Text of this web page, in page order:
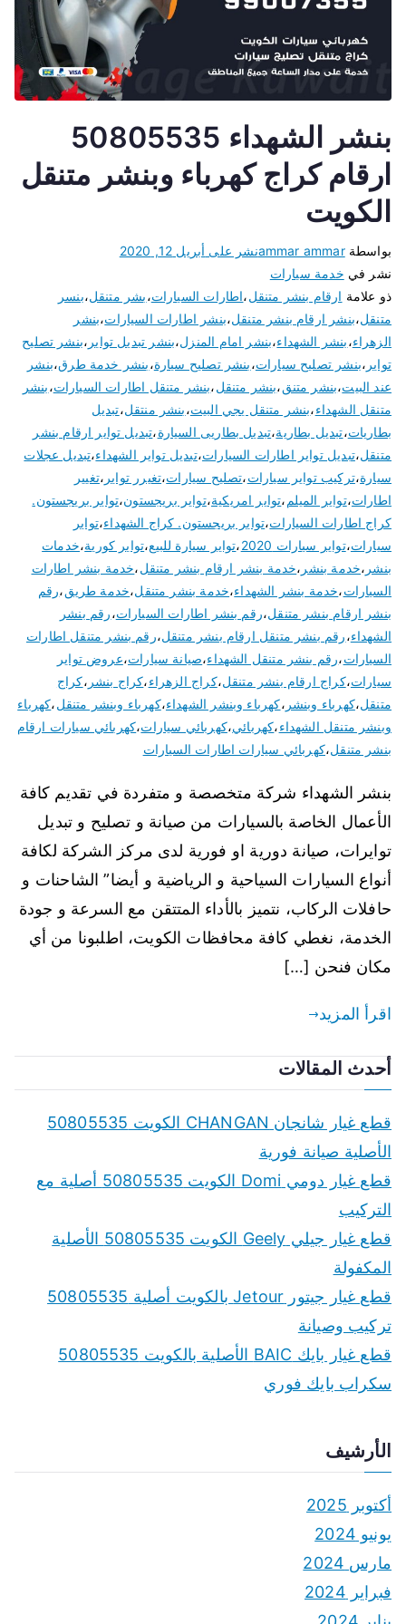
بنشر الشهداء 50805535
ارقام كراج كهرباء وبنشر متنقل
الكويت
بواسطةammar ammarنشر على أبريل 12, 2020
نشر في خدمة سيارات
ذو علامة ارقام بنشر متنقل،اطارات السيارات،بشر متنقل،بنسر
متنقل،بنشر ارقام بنشر متنقل،بنشر اطارات السيارات،بنشر
الزهراء،بنشر الشهداء،بنشر امام المنزل،بنشر تبديل تواير ،بنشر تصليح
تواير ،بنشر تصليح سيارات،بنشر تصليح سيارة،بنشر خدمة طرق،بنشر
عند البيت،بنشر متنق،بنشر متنقل،بنشر متنقل اطارات السيارات،بنشر
متنقل الشهداء،بنشر متنقل يجي البيت،بنشر منتقل،تبديل
بطاريات،تبديل بطارية،تبديل بطاريى السيارة،تبديل تواير ارقام بنشر
متنقل،تبديل تواير اطارات السيارات،تبديل تواير الشهداء،تبديل عجلات
سيارة،تركيب تواير سيارات،تصليح سيارات،تغيرر تواير ،تغيير
اطارات،تواير الميلم،تواير امريكية،تواير بريجستون،تواير بريجستون.
كراج اطارات السيارات،تواير بريجستون. كراج الشهداء،تواير
سيارات،تواير سيارات 2020 ،تواير سيارة للبيع،تواير كورية،خدمات
بنشر ،خدمة بنشر ،خدمة بنشر ارقام بنشر متنقل،خدمة بنشر اطارات
السيارات،خدمة بنشر الشهداء،خدمة بنشر متنقل،خدمة طريق،رقم
بنشر ارقام بنشر متنقل،رقم بنشر اطارات السيارات،رقم بنشر
الشهداء،رقم بنشر متنقل ارقام بنشر متنقل،رقم بنشر متنقل اطارات
السيارات،رقم بنشر متنقل الشهداء،صيانة سيارات،عروض تواير
سيارات،كراج ارقام بنشر متنقل،كراج الزهراء،كراج بنشر ،كراج
متنقل،كهرباء وبنشر ،كهرباء وبنشر الشهداء،كهرباء وبنشر متنقل،كهرباء
وبنشر متنقل الشهداء،كهربائي،كهربائي سيارات،كهربائي سيارات ارقام
بنشر متنقل،كهربائي سيارات اطارات السيارات
بنشر الشهداء شركة متخصصة و متفردة في تقديم كافة
الأعمال الخاصة بالسيارات من صيانة و تصليح و تبديل
توايرات، صيانة دورية او فورية لدى مركز الشركة لكافة
أنواع السيارات السياحية و الرياضية و أيضا” الشاحنات و
حافلات الركاب، نتميز بالأداء المتتقن مع السرعة و جودة
الخدمة، نغطي كافة محافظات الكويت، اطلبونا من أي
مكان فنحن […]
اقرأ المزيد
أحدث المقالات
قطع غيار شانجان CHANGAN الكويت 50805535
الأصلية صيانة فورية
قطع غيار دومي Domi الكويت 50805535 أصلية مع
التركيب
قطع غيار جيلي Geely الكويت 50805535 الأصلية
المكفولة
قطع غيار جيتور Jetour بالكويت أصلية 50805535
تركيب وصيانة
قطع غيار بايك BAIC الأصلية بالكويت 50805535
سكراب بايك فوري
الأرشيف
أكتوبر 2025
يونيو 2024
مارس 2024
فبراير 2024